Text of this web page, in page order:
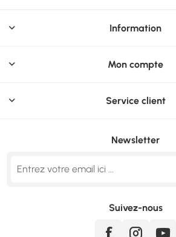
Information
Mon compte
Service client
Newsletter
Suivez-nous